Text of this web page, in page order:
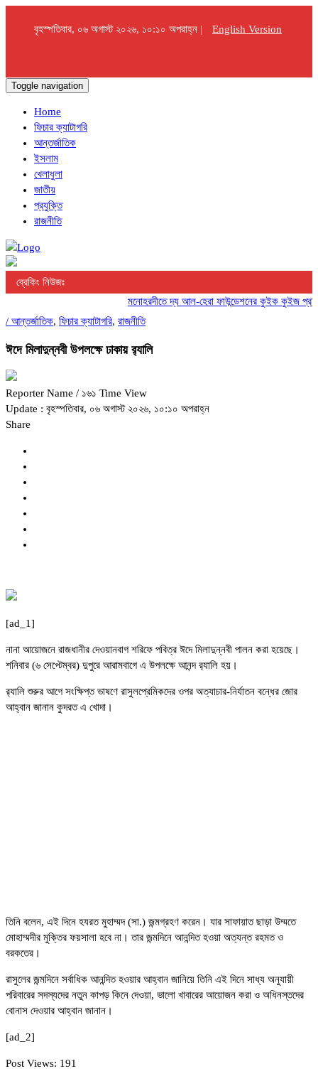
বৃহস্পতিবার, ০৬ অগাস্ট ২০২৬, ১০:১০ অপরাহ্ন | English Version
Toggle navigation
Home
ফিচার ক্যাটাগরি
আন্তর্জাতিক
ইসলাম
খেলাধুলা
জাতীয়
প্রযুক্তি
রাজনীতি
ব্রেকিং নিউজঃ
মনোহরদীতে দ্য আল-হেরা ফাউন্ডেশনের কুইক কুইজ
/ আন্তর্জাতিক, ফিচার ক্যাটাগরি, রাজনীতি
ঈদে মিলাদুন্নবী উপলক্ষে ঢাকায় র‌্যালি
Reporter Name / ১৬১ Time View
Update : বৃহস্পতিবার, ০৬ অগাস্ট ২০২৬, ১০:১০ অপরাহ্ন
Share
[ad_1]
নানা আয়োজনে রাজধানীর দেওয়ানবাগ শরিফে পবিত্র ঈদে মিলাদুন্নবী পালন করা হয়েছে।
শনিবার (৬ সেপ্টেম্বর) দুপুরে আরামবাগে এ উপলক্ষে আনন্দ র‌্যালি হয়।
র‌্যালি শুরুর আগে সংক্ষিপ্ত ভাষণে রাসুলপ্রেমিকদের ওপর অত্যাচার-নির্যাতন বন্ধের জোর
আহ্বান জানান কুদরত এ খোদা।
তিনি বলেন, এই দিনে হযরত মুহাম্মদ (সা.) জন্মগ্রহণ করেন। যার সাফায়াত ছাড়া উম্মতে
মোহাম্মদীর মুক্তির ফয়সালা হবে না। তার জন্মদিনে আনন্দিত হওয়া অত্যন্ত রহমত ও
বরকতের।
রাসুলের জন্মদিনে সর্বাধিক আনন্দিত হওয়ার আহ্বান জানিয়ে তিনি এই দিনে সাধ্য অনুযায়ী
পরিবারের সদস্যদের নতুন কাপড় কিনে দেওয়া, ভালো খাবারের আয়োজন করা ও অধিনস্তদের
বোনাস দেওয়ার আহ্বান জানান।
[ad_2]
Post Views: 191